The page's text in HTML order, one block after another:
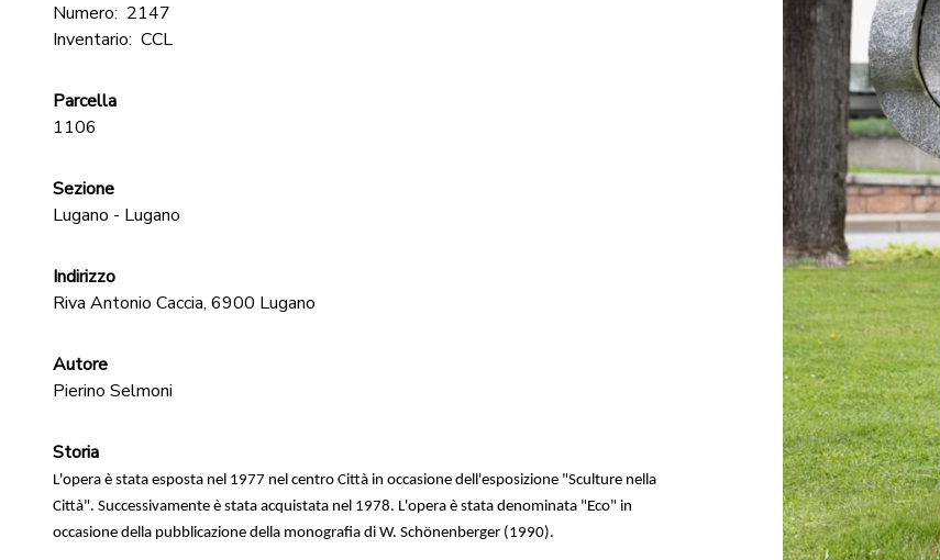
Numero: 2147
Inventario: CCL
Parcella
1106
Sezione
Lugano - Lugano
Indirizzo
Riva Antonio Caccia, 6900 Lugano
Autore
Pierino Selmoni
Storia
L'opera è stata esposta nel 1977 nel centro Città in occasione dell'esposizione "Sculture nella
Città". Successivamente è stata acquistata nel 1978. L'opera è stata denominata "Eco" in
occasione della pubblicazione della monografia di W. Schönenberger (1990).